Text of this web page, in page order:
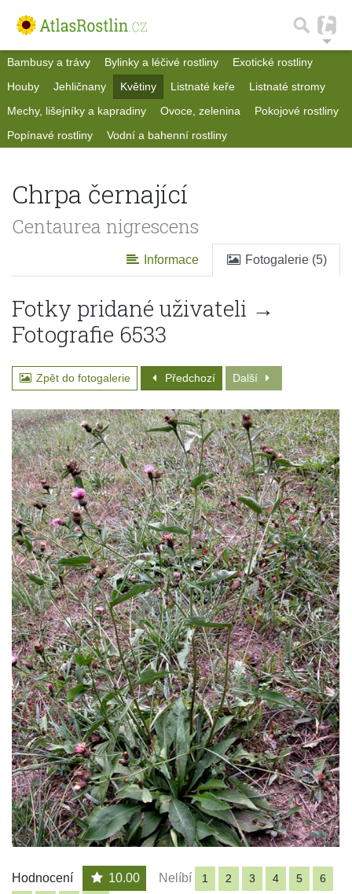
Bambusy a trávy Bylinky a léčivé rostliny
Exotické rostliny
Houby
Jehličnany Květiny Listnaté keře
Listnaté stromy
Mechy, lišejníky a kapradiny
Ovoce, zelenina
Pokojové rostliny
Popínavé rostliny
Vodní a bahenní rostliny
Chrpa černající
Centaurea nigrescens
Informace Fotogalerie (5)
Fotky pridané uživateli →
Fotografie 6533
Zpět do fotogalerie Předchozí Další
Hodnocení 10.00 Nelíbí 1 2 3 4 5
6